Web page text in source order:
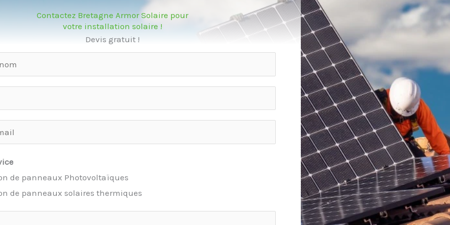
Contactez Bretagne Armor Solaire pour
votre installation solaire !
Devis gratuit !
de panneaux Photovoltaïques
de panneaux solaires thermiques